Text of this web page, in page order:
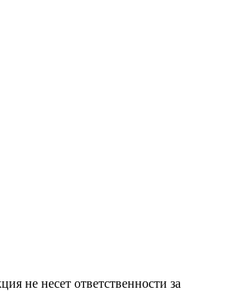
не несет ответственности за